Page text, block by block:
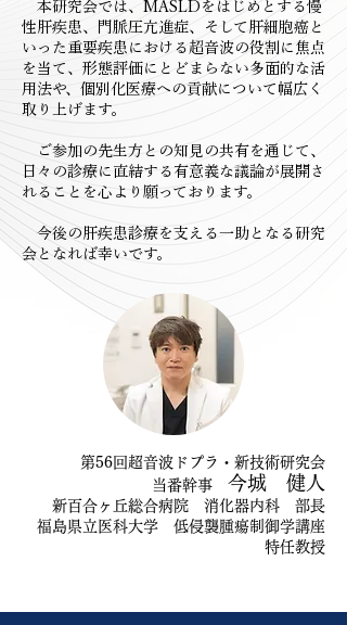
本研究会では、MASLDをはじめとする慢
性肝疾患、門脈圧亢進症、そして肝細胞癌と
いった重要疾患における超音波の役割に焦点
を当て、形態評価にとどまらない多面的な活
用法や、個別化医療への貢献について幅広く
取り上げます。
ご参加の先生方との知見の共有を通じて、
日々の診療に直結する有意義な議論が展開さ
れることを心より願っております。
今後の肝疾患診療を支える一助となる研究
会となれば幸いです。
第56回超音波ドプラ・新技術研究会
当番幹事 今城 健人
新百合ヶ丘総合病院 消化器内科 部長
福島県立医科大学 低侵襲腫瘍制御学講座
特任教授